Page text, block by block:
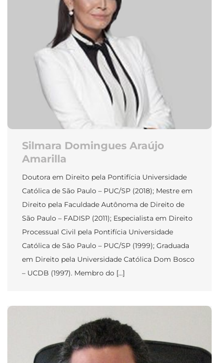
Silmara Domingues Araújo
Amarilla
Doutora em Direito pela Pontifícia Universidade
Católica de São Paulo – PUC/SP (2018); Mestre em
Direito pela Faculdade Autônoma de Direito de
São Paulo – FADISP (2011); Especialista em Direito
Processual Civil pela Pontifícia Universidade
Católica de São Paulo – PUC/SP (1999); Graduada
em Direito pela Universidade Católica Dom Bosco
– UCDB (1997). Membro do […]